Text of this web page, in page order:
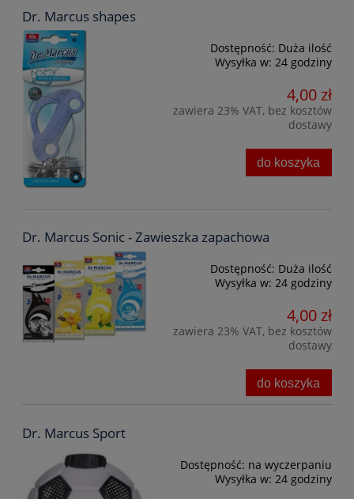
Dr. Marcus shapes
Dostępność: Duża ilość
Wysyłka w: 24 godziny
4,00 zł
zawiera 23% VAT, bez kosztów
dostawy
do koszyka
Dr. Marcus Sonic - Zawieszka zapachowa
Dostępność: Duża ilość
Wysyłka w: 24 godziny
4,00 zł
zawiera 23% VAT, bez kosztów
dostawy
do koszyka
Dr. Marcus Sport
Dostępność: na wyczerpaniu
Wysyłka w: 24 godziny